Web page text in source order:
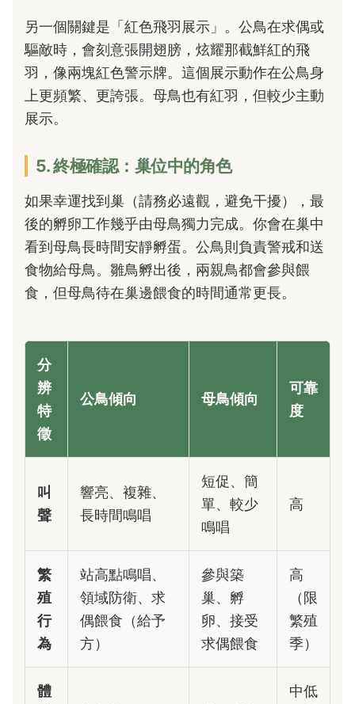
另一個關鍵是「紅色飛羽展示」。公鳥在求偶或
驅敵時，會刻意張開翅膀，炫耀那截鮮紅的飛
羽，像兩塊紅色警示牌。這個展示動作在公鳥身
上更頻繁、更誇張。母鳥也有紅羽，但較少主動
展示。
5. 終極確認：巢位中的角色
如果幸運找到巢（請務必遠觀，避免干擾），最
後的孵卵工作幾乎由母鳥獨力完成。你會在巢中
看到母鳥長時間安靜孵蛋。公鳥則負責警戒和送
食物給母鳥。雛鳥孵出後，兩親鳥都會參與餵
食，但母鳥待在巢邊餵食的時間通常更長。
分
辨
特
徵
公鳥傾向 母鳥傾向
可靠
度
叫
聲
響亮、複雜、
長時間鳴唱
短促、簡
單、較少
鳴唱
高
繁
殖
行
為
站高點鳴唱、
領域防衛、求
偶餵食（給予
方）
參與築
巢、孵
卵、接受
求偶餵食
高
（限
繁殖
季）
體
中低